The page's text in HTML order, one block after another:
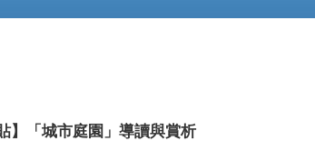
】「城市庭園」導讀與賞析